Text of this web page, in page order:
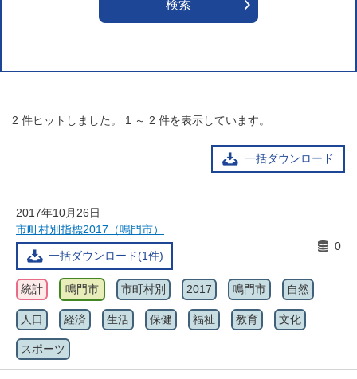
2 件ヒットしました。 1 ～ 2 件を表示しています。
一括ダウンロード
2017年10月26日
市町村別指標2017（鳴門市）
一括ダウンロード(1件)
0
統計 鳴門市 市町村別 2017 鳴門市 自然
人口 経済 生活 保健 福祉 教育 文化
スポーツ